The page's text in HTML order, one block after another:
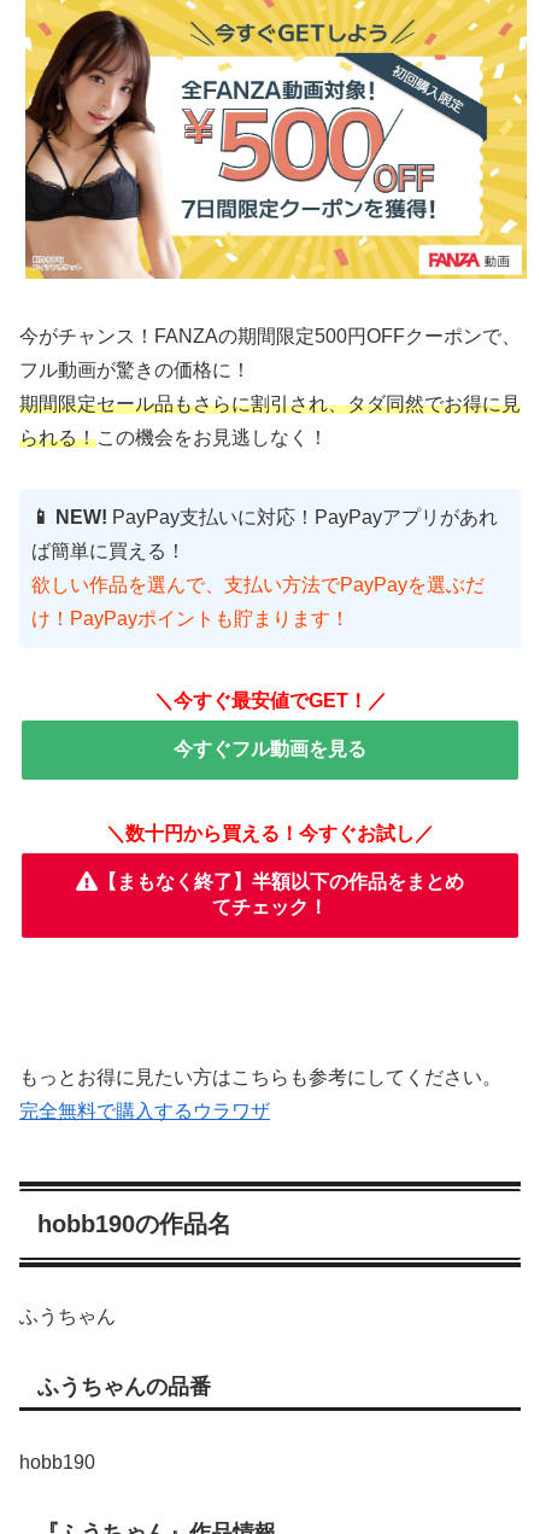
今がチャンス！FANZAの期間限定500円OFFクーポンで、
フル動画が驚きの価格に！
期間限定セール品もさらに割引され、タダ同然でお得に見
られる！この機会をお見逃しなく！
📱 NEW! PayPay支払いに対応！PayPayアプリがあれ
ば簡単に買える！
欲しい作品を選んで、支払い方法でPayPayを選ぶだ
け！PayPayポイントも貯まります！
＼今すぐ最安値でGET！／
今すぐフル動画を見る
＼数十円から買える！今すぐお試し／
【まもなく終了】半額以下の作品をまとめ
てチェック！
もっとお得に見たい方はこちらも参考にしてください。
完全無料で購入するウラワザ
hobb190の作品名
ふうちゃん
ふうちゃんの品番
hobb190